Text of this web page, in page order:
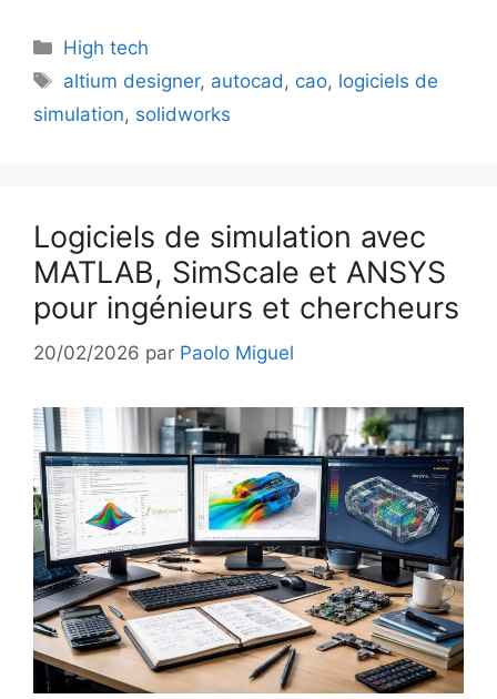
Catégories
High tech
Étiquettes
altium designer, autocad, cao, logiciels de
simulation, solidworks
Logiciels de simulation avec
MATLAB, SimScale et ANSYS
pour ingénieurs et chercheurs
20/02/2026 par Paolo Miguel